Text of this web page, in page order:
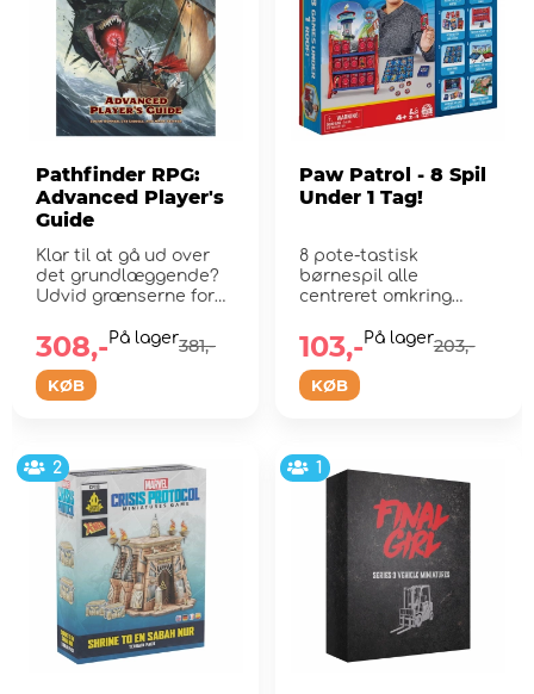
Pathfinder RPG:
Advanced Player's
Guide
Klar til at gå ud over
det grundlæggende?
Udvid grænserne for
KØB
381,-
308,- På lager
Paw Patrol - 8 Spil
Under 1 Tag!
8 pote-tastisk
børnespil alle
centreret omkring
KØB
203,-
103,- På lager
2 1